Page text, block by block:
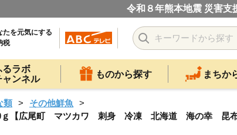
令和８年熊本地震 災害支
たを元気にする
税
るラボ
ャンネル
ものから探す まちか
類
その他鮮魚
ｇ【広尾町 マツカワ 刺身 冷凍 北海道 海の幸 昆布